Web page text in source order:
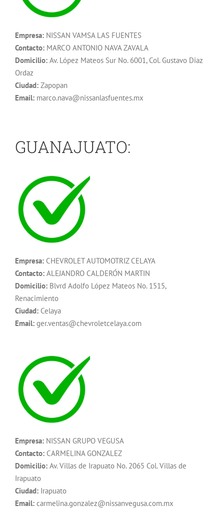
Empresa: NISSAN VAMSA LAS FUENTES
Contacto: MARCO ANTONIO NAVA ZAVALA
Domicilio: Av. López Mateos Sur No. 6001, Col. Gustavo Diaz
Ordaz
Ciudad: Zapopan
Email: marco.nava@nissanlasfuentes.mx
GUANAJUATO:
Empresa: CHEVROLET AUTOMOTRIZ CELAYA
Contacto: ALEJANDRO CALDERÓN MARTIN
Domicilio: Blvrd Adolfo López Mateos No. 1515,
Renacimiento
Ciudad: Celaya
Email: ger.ventas@chevroletcelaya.com
Empresa: NISSAN GRUPO VEGUSA
Contacto: CARMELINA GONZALEZ
Domicilio: Av. Villas de Irapuato No. 2065 Col. Villas de
Irapuato
Ciudad: Irapuato
Email: carmelina.gonzalez@nissanvegusa.com.mx